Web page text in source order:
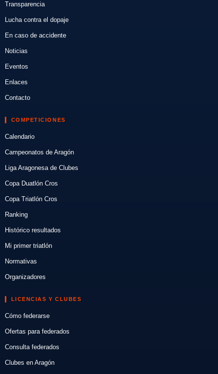
Transparencia
Lucha contra el dopaje
En caso de accidente
Noticias
Eventos
Enlaces
Contacto
COMPETICIONES
Calendario
Campeonatos de Aragón
Liga Aragonesa de Clubes
Copa Duatlón Cros
Copa Triatlón Cros
Ranking
Histórico resultados
Mi primer triatlón
Normativas
Organizadores
LICENCIAS Y CLUBES
Cómo federarse
Ofertas para federados
Consulta federados
Clubes en Aragón